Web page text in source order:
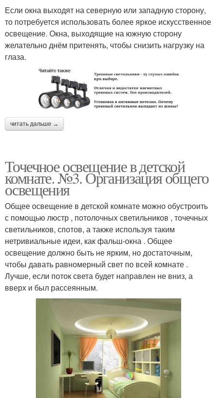
Если окна выходят на северную или западную сторону,
то потребуется использовать более яркое искусственное
освещение. Окна, выходящие на южную сторону
желательно днём притенять, чтобы снизить нагрузку на
глаза.
читать дальше →
Точечное освещение в детской
комнате. №3. Организация общего
освещения
Общее освещение в детской комнате можно обустроить
с помощью люстр , потолочных светильников , точечных
светильников, спотов, а также используя таким
нетривиальные идеи, как фальш-окна . Общее
освещение должно быть не ярким, но достаточным,
чтобы давать равномерный свет по всей комнате .
Лучше, если поток света будет направлен не вниз, а
вверх и был рассеянным.